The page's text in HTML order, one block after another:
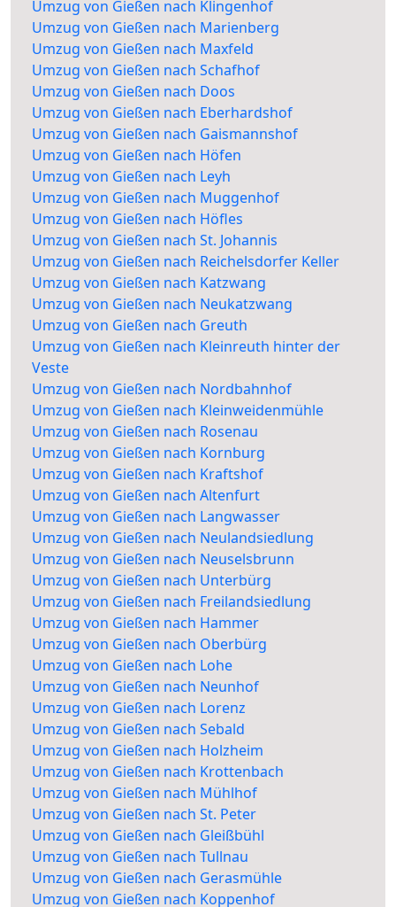
Umzug von Gießen nach Klingenhof
Umzug von Gießen nach Marienberg
Umzug von Gießen nach Maxfeld
Umzug von Gießen nach Schafhof
Umzug von Gießen nach Doos
Umzug von Gießen nach Eberhardshof
Umzug von Gießen nach Gaismannshof
Umzug von Gießen nach Höfen
Umzug von Gießen nach Leyh
Umzug von Gießen nach Muggenhof
Umzug von Gießen nach Höfles
Umzug von Gießen nach St. Johannis
Umzug von Gießen nach Reichelsdorfer Keller
Umzug von Gießen nach Katzwang
Umzug von Gießen nach Neukatzwang
Umzug von Gießen nach Greuth
Umzug von Gießen nach Kleinreuth hinter der
Veste
Umzug von Gießen nach Nordbahnhof
Umzug von Gießen nach Kleinweidenmühle
Umzug von Gießen nach Rosenau
Umzug von Gießen nach Kornburg
Umzug von Gießen nach Kraftshof
Umzug von Gießen nach Altenfurt
Umzug von Gießen nach Langwasser
Umzug von Gießen nach Neulandsiedlung
Umzug von Gießen nach Neuselsbrunn
Umzug von Gießen nach Unterbürg
Umzug von Gießen nach Freilandsiedlung
Umzug von Gießen nach Hammer
Umzug von Gießen nach Oberbürg
Umzug von Gießen nach Lohe
Umzug von Gießen nach Neunhof
Umzug von Gießen nach Lorenz
Umzug von Gießen nach Sebald
Umzug von Gießen nach Holzheim
Umzug von Gießen nach Krottenbach
Umzug von Gießen nach Mühlhof
Umzug von Gießen nach St. Peter
Umzug von Gießen nach Gleißbühl
Umzug von Gießen nach Tullnau
Umzug von Gießen nach Gerasmühle
Umzug von Gießen nach Koppenhof